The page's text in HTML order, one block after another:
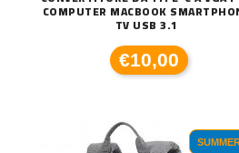
TONER TN-2590XL COMPATIBILE BROTHER
COMPUTER MACBOOK
TV USB 3.1
€10,00